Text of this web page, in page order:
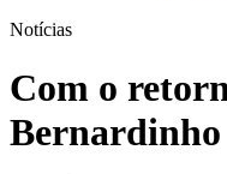
Notícias
Com o
Bernardinho